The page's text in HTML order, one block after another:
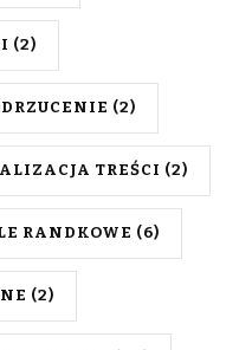
(2)
(2)
TREŚCI (2)
RANDKOWE (6)
(2)